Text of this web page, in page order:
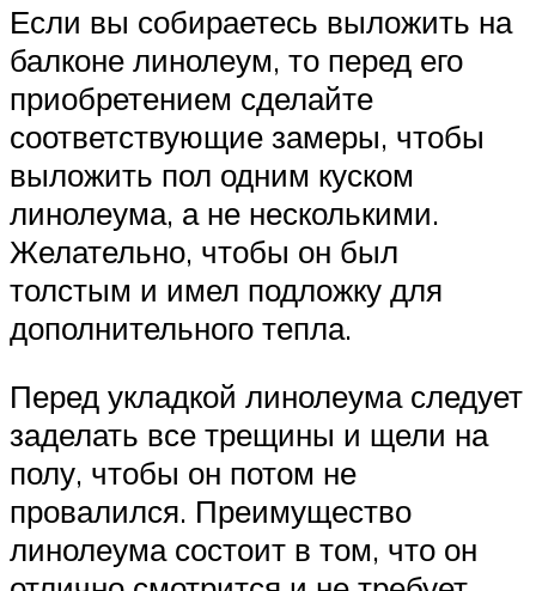
Если вы собираетесь выложить на
балконе линолеум, то перед его
приобретением сделайте
соответствующие замеры, чтобы
выложить пол одним куском
линолеума, а не несколькими.
Желательно, чтобы он был
толстым и имел подложку для
дополнительного тепла.
Перед укладкой линолеума следует
заделать все трещины и щели на
полу, чтобы он потом не
провалился. Преимущество
линолеума состоит в том, что он